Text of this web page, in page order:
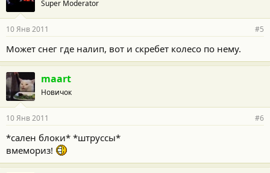
Super Moderator
10 Янв 2011 #5
Может снег где налип, вот и скребет колесо по нему.
maart
Новичок
10 Янв 2011 #6
*сален блоки* *штруссы*
вмемориз!